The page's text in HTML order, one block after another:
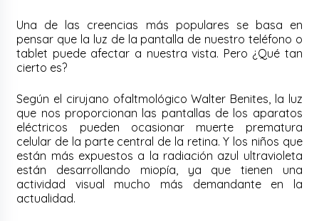
Una de las creencias más populares se basa en
pensar que la luz de la pantalla de nuestro teléfono o
tablet puede afectar a nuestra vista. Pero ¿Qué tan
cierto es?
Según el cirujano ofaltmológico Walter Benites, la luz
que nos proporcionan las pantallas de los aparatos
eléctricos pueden ocasionar muerte prematura
celular de la parte central de la retina. Y los niños que
están más expuestos a la radiación azul ultravioleta
están desarrollando miopía, ya que tienen una
actividad visual mucho más demandante en la
actualidad.